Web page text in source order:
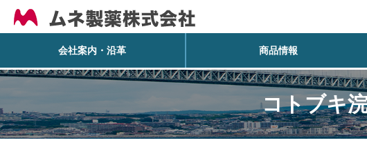
会社案内・沿革 商品情報
コトブキ